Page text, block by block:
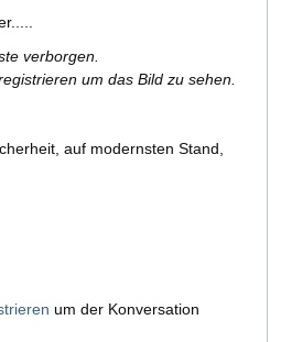
verborgen.
um das Bild zu sehen.
auf modernsten Stand,
um der Konversation